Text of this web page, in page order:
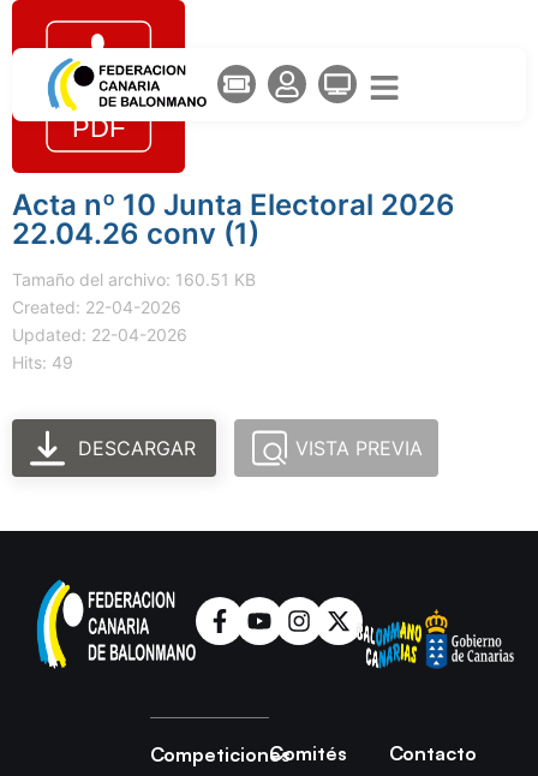
Acta nº 10 Junta Electoral 2026
22.04.26 conv (1)
Tamaño del archivo: 160.51 KB
Created: 22-04-2026
Updated: 22-04-2026
Hits: 49
DESCARGAR VISTA PREVIA
CompeticionesComités
Contacto